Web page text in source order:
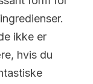
ikke er
hvis du